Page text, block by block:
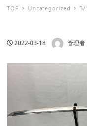
TOP Uncategorized 3/
投稿日
2022-03-18 著者 管理者